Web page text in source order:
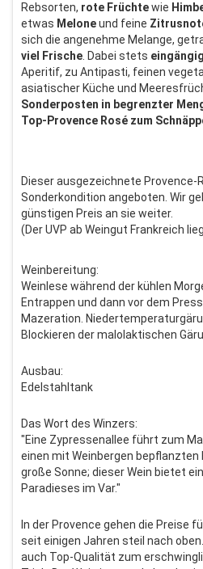
Rebsorten, rote Früchtewie
etwas Meloneund feine
sich die angenehme Melange,
viel
Frische . Dabei stets eingängig
Aperitif, zu Antipasti, feinen
asiatischer Küche und
Sonderposten in begrenzter
Top-Provence Rosé zum
Dieser ausgezeichnete Provence-
Sonderkondition angeboten. Wir
günstigen Preis an sie weiter.
(Der UVP ab Weingut Frankreich
Weinbereitung:
Weinlese während der kühlen
Entrappen und dann vor dem
Mazeration.
Blockieren der malolaktischen
Ausbau:
Edelstahltank
Das Wort des Winzers:
"Eine Zypressenallee führt zum
einen mit Weinbergen bepflanzten
große Sonne; dieser Wein bietet
Paradieses im Var."
In der Provence gehen die Preise
seit einigen Jahren steil nach
auch Top-Qualität zum